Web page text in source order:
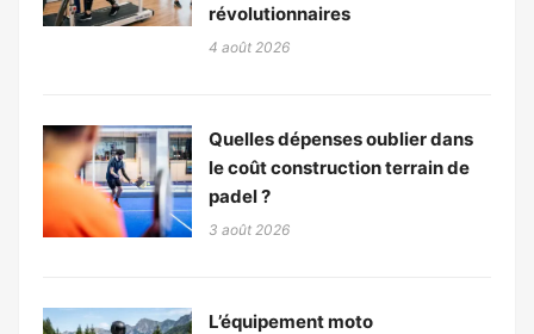
révolutionnaires
4 août 2026
Quelles dépenses oublier dans
le coût construction terrain de
padel ?
3 août 2026
L’équipement moto